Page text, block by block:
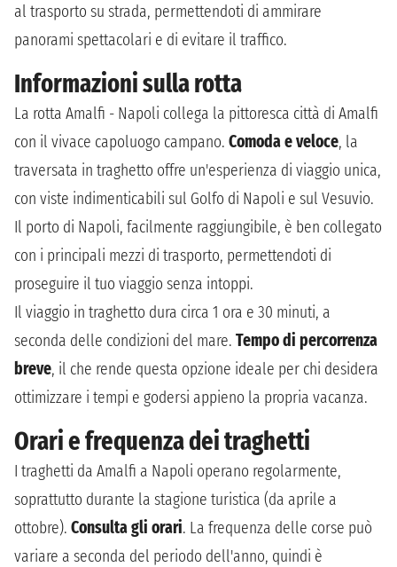
al trasporto su strada, permettendoti di ammirare
panorami spettacolari e di evitare il traffico.
Informazioni sulla rotta
La rotta Amalfi - Napoli collega la pittoresca città di Amalfi
con il vivace capoluogo campano. Comoda e veloce, la
traversata in traghetto offre un'esperienza di viaggio unica,
con viste indimenticabili sul Golfo di Napoli e sul Vesuvio.
Il porto di Napoli, facilmente raggiungibile, è ben collegato
con i principali mezzi di trasporto, permettendoti di
proseguire il tuo viaggio senza intoppi.
Il viaggio in traghetto dura circa 1 ora e 30 minuti, a
seconda delle condizioni del mare. Tempo di percorrenza
breve, il che rende questa opzione ideale per chi desidera
ottimizzare i tempi e godersi appieno la propria vacanza.
Orari e frequenza dei traghetti
I traghetti da Amalfi a Napoli operano regolarmente,
soprattutto durante la stagione turistica (da aprile a
ottobre). Consulta gli orari. La frequenza delle corse può
variare a seconda del periodo dell'anno, quindi è